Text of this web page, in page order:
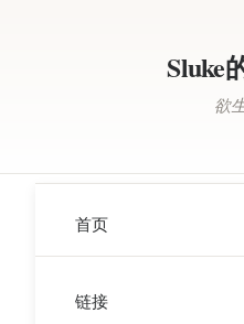
Sluke
欲
首页
链接